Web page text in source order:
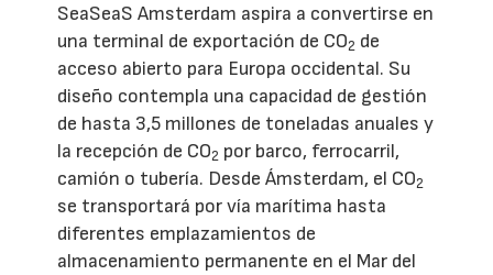
SeaSeaS Amsterdam aspira a convertirse en
una terminal de exportación de CO2 de
acceso abierto para Europa occidental. Su
diseño contempla una capacidad de gestión
de hasta 3,5 millones de toneladas anuales y
la recepción de CO2 por barco, ferrocarril,
camión o tubería. Desde Ámsterdam, el CO2
se transportará por vía marítima hasta
diferentes emplazamientos de
almacenamiento permanente en el Mar del